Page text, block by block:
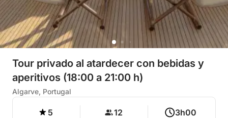
Tour privado al atardecer con bebidas y
aperitivos (18:00 a 21:00 h)
Algarve, Portugal
5 12 3h00